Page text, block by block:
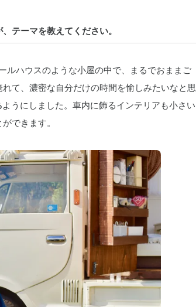
テーマを教えてください。
ルハウスのような小屋の中で、まるでおままご
て、濃密な自分だけの時間を愉しみたいなと思
ようにしました。車内に飾るインテリアも小さい
できます。